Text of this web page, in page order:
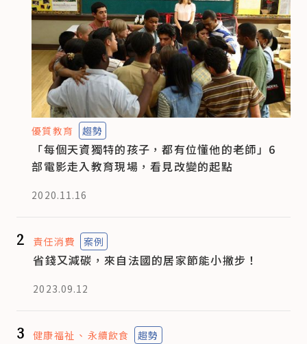
優質教育 趨勢
「每個天資獨特的孩子，都有位懂他的老師」6
部電影走入教育現場，看見改變的起點
2020.11.16
2 責任消費 案例
省錢又減碳，來自法國的居家節能小撇步！
2023.09.12
3 健康福祉 永續飲食 趨勢